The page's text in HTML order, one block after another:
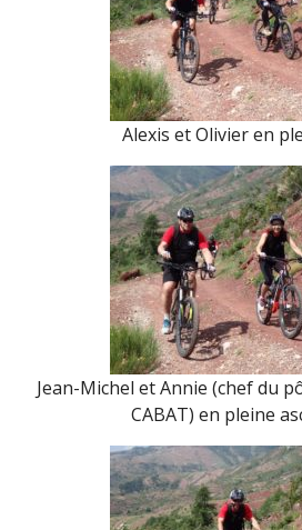
Alexis et Olivier en
Jean-Michel et Annie (chef du
CABAT) en pleine